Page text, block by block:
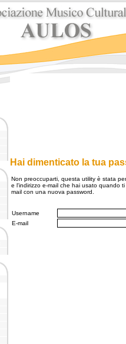
Hai dimenticato la tua
Non preoccuparti, questa utility è stata
e l'indirizzo e-mail che hai usato quando
mail con una nuova password.
Username
E-mail